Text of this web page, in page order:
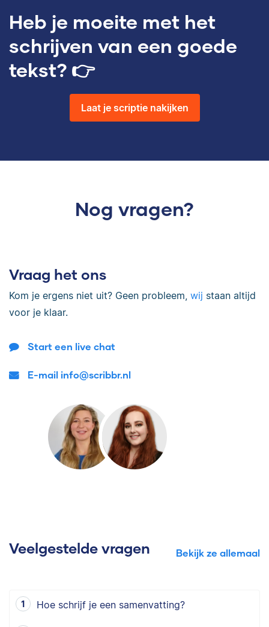
Heb je moeite met het
schrijven van een goede
tekst? 👉
Laat je scriptie nakijken
Nog vragen?
Vraag het ons
Kom je ergens niet uit? Geen probleem, wij staan altijd
voor je klaar.
Start een live chat
E-mail info@scribbr.nl
Veelgestelde vragen Bekijk ze allemaal
Hoe schrijf je een samenvatting?